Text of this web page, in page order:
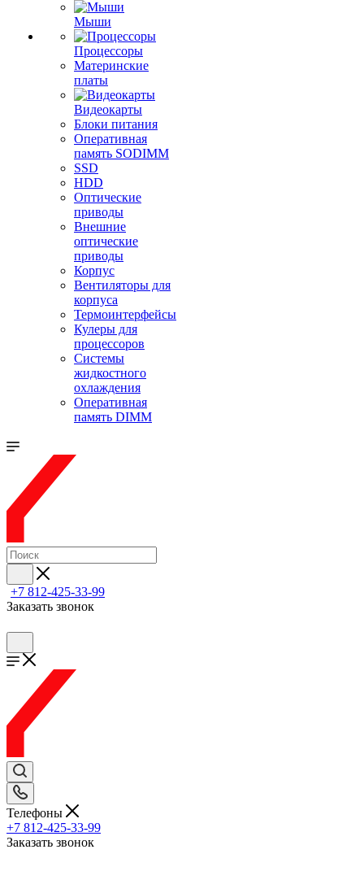
Мыши
Процессоры
Материнские
платы
Видеокарты
Блоки питания
Оперативная
память SODIMM
SSD
HDD
Оптические
приводы
Внешние
оптические
приводы
Корпус
Вентиляторы для
корпуса
Термоинтерфейсы
Кулеры для
процессоров
Системы
жидкостного
охлаждения
Оперативная
память DIMM
+7 812-425-33-99
Заказать звонок
Телефоны
+7 812-425-33-99
Заказать звонок